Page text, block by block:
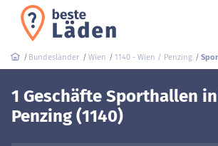
Bundesländer Wien 1140 - Wien / Penzing
1 Geschäfte Sporthallen
Penzing (1140)